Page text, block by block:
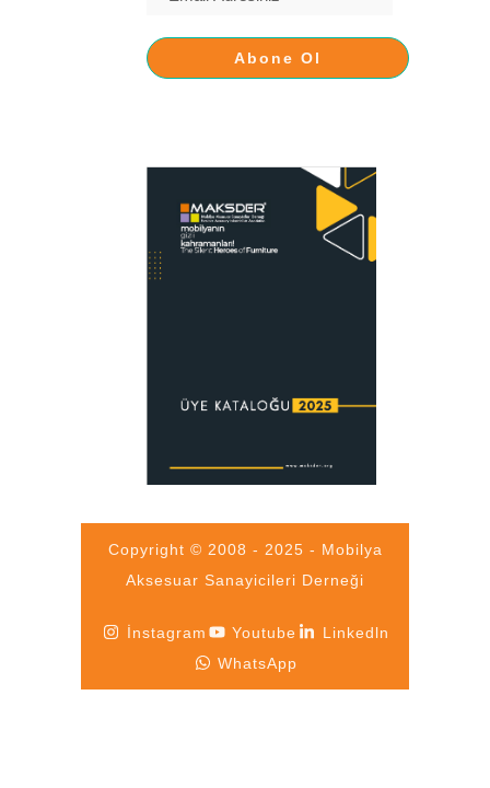
Copyright © 2008 - 2025 - Mobilya
Aksesuar Sanayicileri Derneği
İnstagram Youtube
Linkedln
WhatsApp